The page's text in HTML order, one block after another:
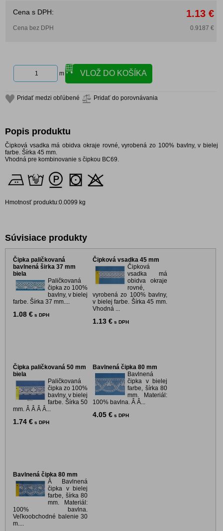
Cena s DPH: 1.13 €
Cena bez DPH 0.9187 €
m
Pridať medzi obľúbené Pridať do porovnávania
Popis produktu
Čipková vsadka má obidva okraje rovné, vyrobená zo 100% bavlny, v bielej
farbe. Šírka 45 mm.
Vhodná pre kombinovanie s čipkou BC69.
Hmotnosť produktu:0.0099 kg
Súvisiace produkty
Čipka paličkovaná
bavlnená širka 37 mm
biela
Paličkovaná
čipka zo 100%
bavlny, v bielej
farbe. Šírka 37 mm....
1.08 € s DPH
Čipková vsadka 45 mm
Čipková
vsadka má
obidva okraje
rovné,
vyrobená zo 100% bavlny,
v bielej farbe. Šírka 45 mm.
Vhodná ...
1.13 € s DPH
Čipka paličkovaná 50 mm
biela
Paličkovaná
čipka zo 100%
bavlny, v bielej
farbe. Šírka 50
mm. Â Â Â Â...
1.74 € s DPH
Bavlnená čipka 80 mm
Bavlnená
čipka v bielej
farbe, šírka 80
mm. Materiál:
100% bavlna. Â Â...
4.05 € s DPH
Bavlnená čipka 80 mm
Â Bavlnená
čipka v bielej
farbe, šírka 80
mm. Materiál:
100% bavlna.
Veľkoobchodné balenie 30
m....